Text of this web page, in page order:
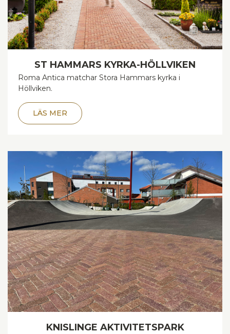
ST HAMMARS KYRKA-HÖLLVIKEN
Roma Antica matchar Stora Hammars kyrka i
Höllviken.
LÄS MER
KNISLINGE AKTIVITETSPARK